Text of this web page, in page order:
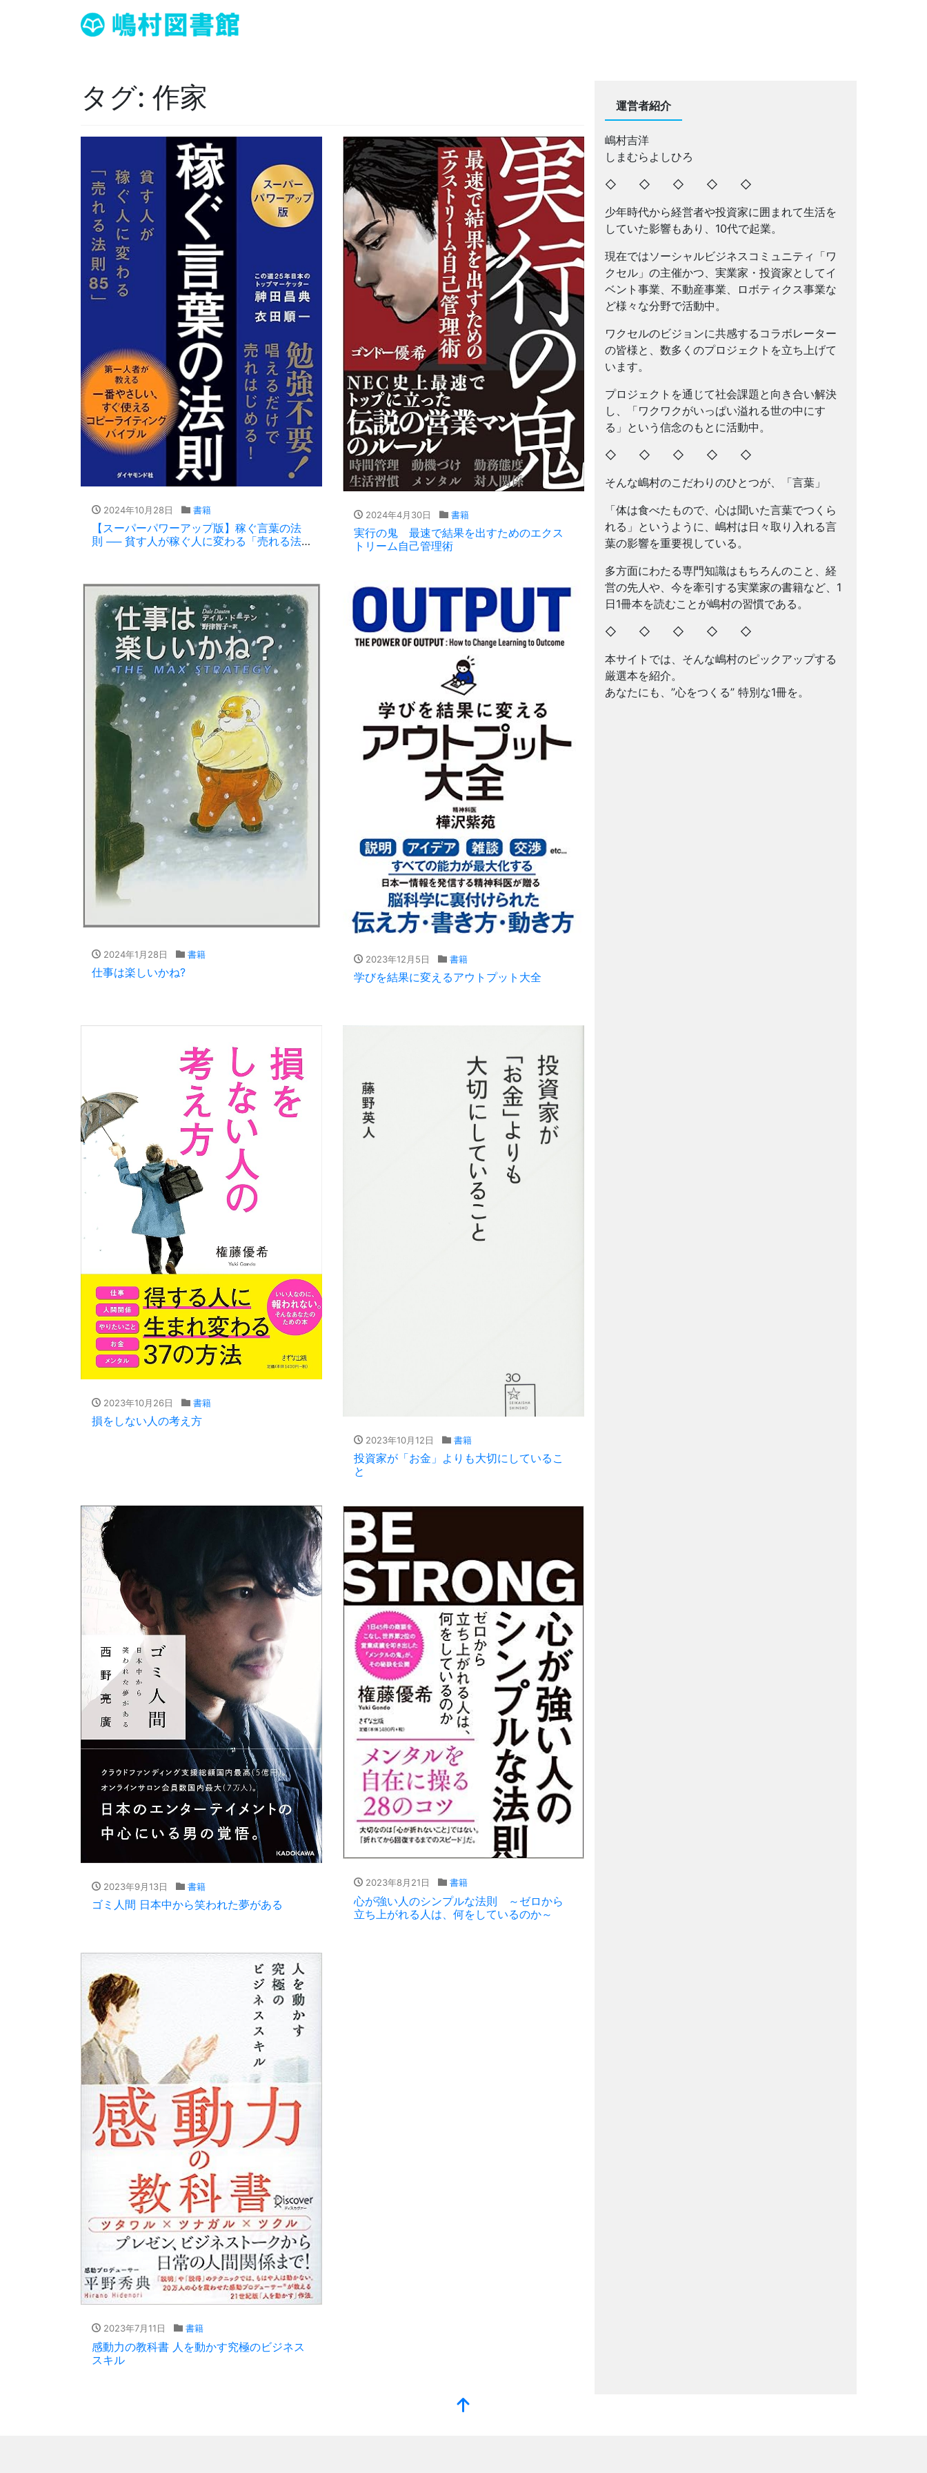
タグ: 作家
2024年10月28日 書籍
【スーパーパワーアップ版】稼ぐ言葉の法
則 ── 貧す人が稼ぐ人に変わる「売れる法
2024年4月30日 書籍
実行の鬼 最速で結果を出すためのエクス
トリーム自己管理術
2024年1月28日 書籍
仕事は楽しいかね?
2023年12月5日 書籍
学びを結果に変えるアウトプット大全
2023年10月26日 書籍
損をしない人の考え方
2023年10月12日 書籍
投資家が「お金」よりも大切にしているこ
と
2023年9月13日 書籍
ゴミ人間 日本中から笑われた夢がある
2023年8月21日 書籍
心が強い人のシンプルな法則 ～ゼロから
立ち上がれる人は、何をしているのか～
2023年7月11日 書籍
感動力の教科書 人を動かす究極のビジネス
スキル
運営者紹介
嶋村吉洋
しまむらよしひろ
◇ ◇ ◇ ◇ ◇
少年時代から経営者や投資家に囲まれて生活を
していた影響もあり、10代で起業。
現在ではソーシャルビジネスコミュニティ「ワ
クセル」の主催かつ、実業家・投資家としてイ
ベント事業、不動産事業、ロボティクス事業な
ど様々な分野で活動中。
ワクセルのビジョンに共感するコラボレーター
の皆様と、数多くのプロジェクトを立ち上げて
います。
プロジェクトを通じて社会課題と向き合い解決
し、「ワクワクがいっぱい溢れる世の中にす
る」という信念のもとに活動中。
◇ ◇ ◇ ◇ ◇
そんな嶋村のこだわりのひとつが、「言葉」
「体は食べたもので、心は聞いた言葉でつくら
れる」というように、嶋村は日々取り入れる言
葉の影響を重要視している。
多方面にわたる専門知識はもちろんのこと、経
営の先人や、今を牽引する実業家の書籍など、1
日1冊本を読むことが嶋村の習慣である。
◇ ◇ ◇ ◇ ◇
本サイトでは、そんな嶋村のピックアップする
厳選本を紹介。
あなたにも、”心をつくる” 特別な1冊を。